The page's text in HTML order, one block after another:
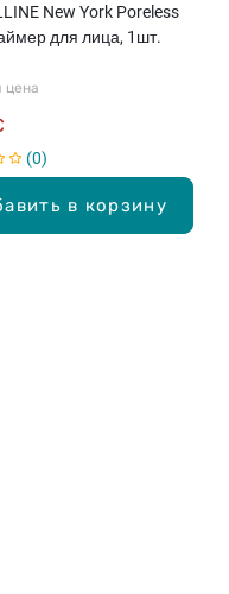
в корзину
New York Poreless
для лица, 1шт.
цена
0